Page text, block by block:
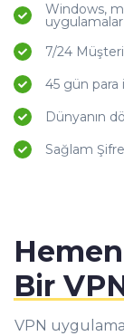
Windows,
uygulamalar
7/24
45 gün para
Dünyanın
Sağlam
Bir
VPN